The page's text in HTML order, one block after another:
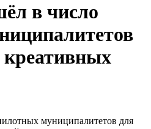
в число
креативных